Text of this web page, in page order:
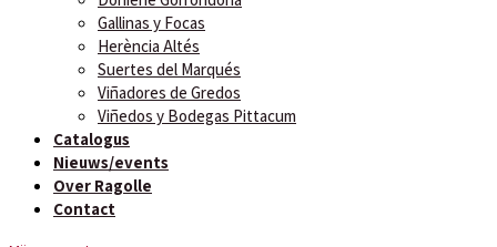
Gallinas y Focas
Herència Altés
Suertes del Marqués
Viñadores de Gredos
Viñedos y Bodegas Pittacum
Catalogus
Nieuws/events
Over Ragolle
Contact